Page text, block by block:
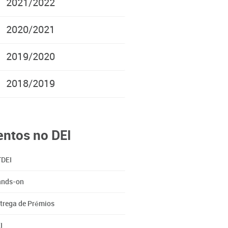
2021/2022
2020/2021
2019/2020
2018/2019
no DEI
on
de Prémios